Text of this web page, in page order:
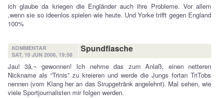
ich glaube da kriegen die Engländer auch ihre Probleme. Vor allem
,wenn sie so ideenlos spielen wie heute. Und Yorke trifft gegen England
100%
KOMMENTAR
SAT, 10 JUN 2006, 19:58
Spundflasche
Jau! 3â‚¬ gewonnen! Ich nehme das zum Anlaß, einen netteren
Nickname als “Trinis” zu kreieren und werde die Jungs fortan TriTobs
nennen (vom Klang her an das Sirupgetränk angelehnt). Mal sehen, wie
viele Sportjournalisten mir folgen werden.